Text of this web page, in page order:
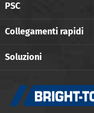
PSC
Collegamenti rapidi
Soluzioni